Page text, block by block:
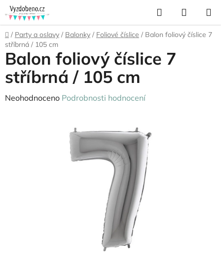
Přejít
na
obsah
Hledat
KOŠÍK
Domů
/ Party a oslavy / Balonky / Foliové číslice / Balon foliový číslice 7
stříbrná / 105 cm
Balon foliový číslice 7
stříbrná / 105 cm
Průměrné
Neohodnoceno Podrobnosti hodnocení